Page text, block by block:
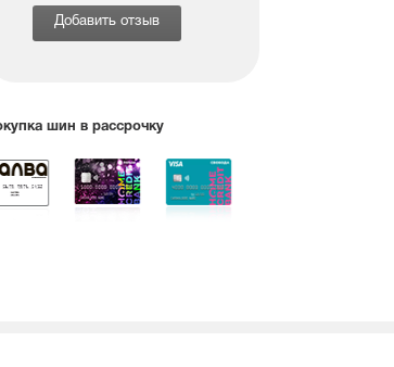
Добавить отзыв
шин в рассрочку